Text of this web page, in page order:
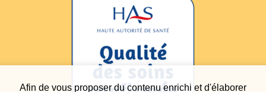
Afin de vous proposer du contenu enrichi et d'élaborer